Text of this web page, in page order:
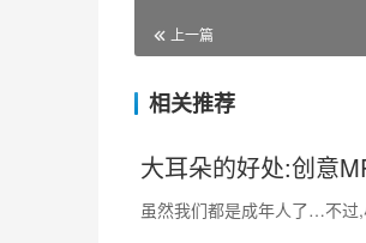
上一篇
相关推荐
大耳朵的好处:创意
虽然我们都是成年人了…不过